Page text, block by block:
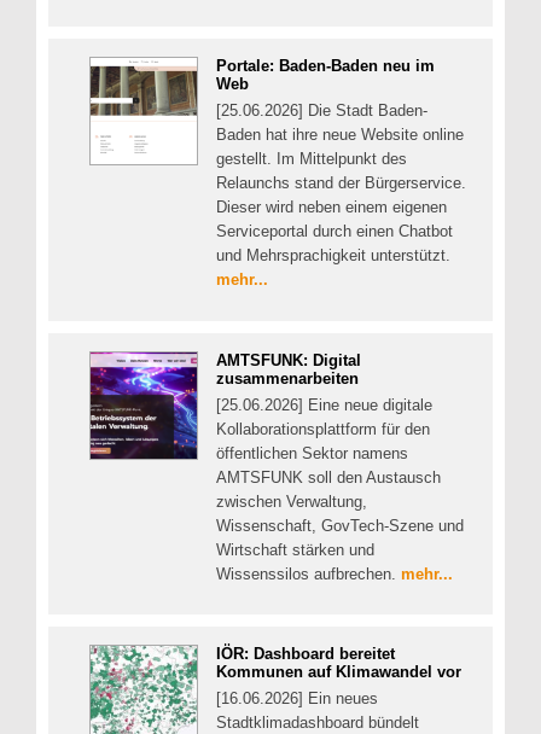
Portale: Baden-Baden neu im
Web
[25.06.2026] Die Stadt Baden-
Baden hat ihre neue Website online
gestellt. Im Mittelpunkt des
Relaunchs stand der Bürgerservice.
Dieser wird neben einem eigenen
Serviceportal durch einen Chatbot
und Mehrsprachigkeit unterstützt.
mehr...
AMTSFUNK: Digital
zusammenarbeiten
[25.06.2026] Eine neue digitale
Kollaborationsplattform für den
öffentlichen Sektor namens
AMTSFUNK soll den Austausch
zwischen Verwaltung,
Wissenschaft, GovTech-Szene und
Wirtschaft stärken und
Wissenssilos aufbrechen. mehr...
IÖR: Dashboard bereitet
Kommunen auf Klimawandel vor
[16.06.2026] Ein neues
Stadtklimadashboard bündelt